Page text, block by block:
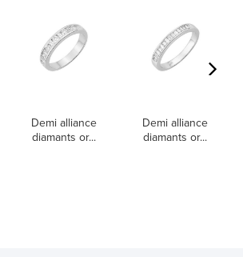
Demi alliance
diamants or...
Demi alliance
diamants or...